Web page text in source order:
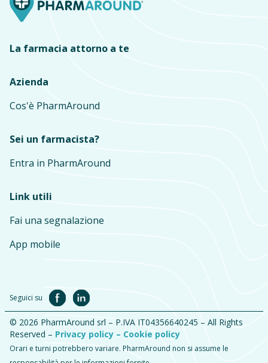
La farmacia attorno a te
Azienda
Cos'è PharmAround
Sei un farmacista?
Entra in PharmAround
Link utili
Fai una segnalazione
App mobile
Seguici su
© 2026 PharmAround srl – P.IVA IT04356640245 – All Rights
Reserved – Privacy policy – Cookie policy
Orari e turni potrebbero variare. PharmAround non si assume le